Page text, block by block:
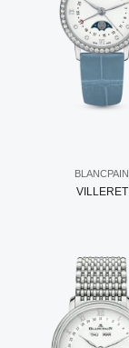
BLANCPAIN
VILLERET